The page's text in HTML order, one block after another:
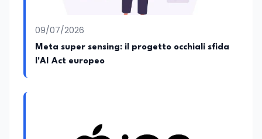
09/07/2026
Meta super sensing: il progetto occhiali sfida
l'AI Act europeo